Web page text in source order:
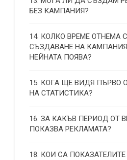
БЕЗ КАМПАНИЯ?
14. КОЛКО ВРЕМЕ ОТНЕМА
СЪЗДАВАНЕ НА
НЕЙНАТА ПОЯВА?
15. КОГА ЩЕ ВИДЯ ПЪРВО
НА СТАТИСТИКА?
16. ЗА КАКЪВ ПЕРИОД ОТ
ПОКАЗВА РЕКЛАМАТА?
18. КОИ СА ПОКАЗАТЕЛИТЕ